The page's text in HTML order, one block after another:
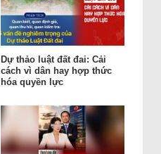
Dự thảo luật đất đai: Cải
cách vì dân hay hợp thức
hóa quyền lực